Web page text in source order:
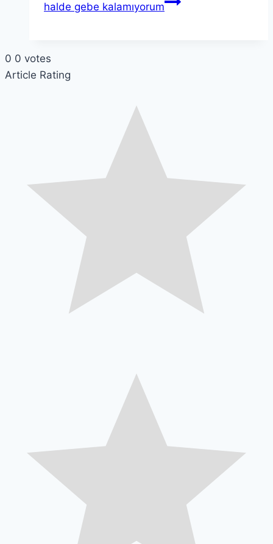
halde gebe kalamıyorum
0 0 votes
Article Rating